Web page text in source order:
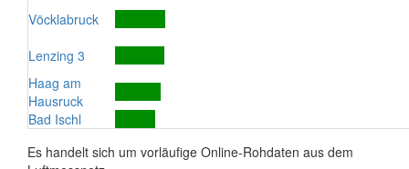
Vöcklabruck
Lenzing 3
Haag am
Hausruck
Bad Ischl
Es handelt sich um vorläufige Online-Rohdaten aus dem